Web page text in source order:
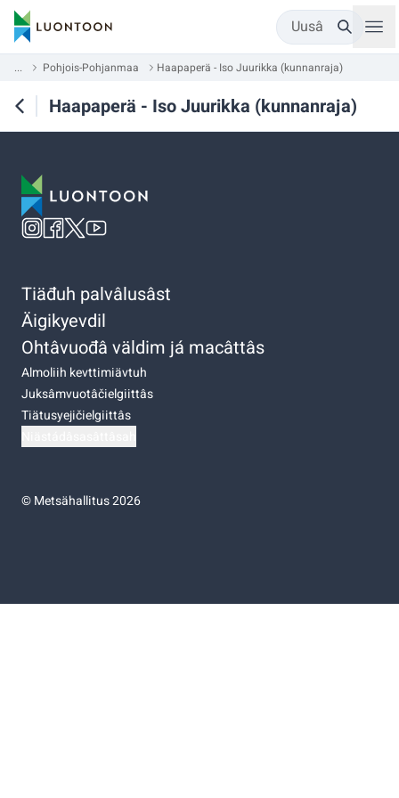
Uusâ
... Pohjois-Pohjanmaa Haapaperä - Iso Juurikka (kunnanraja)
Haapaperä - Iso Juurikka (kunnanraja)
Tiäđuh palvâlusâst
Äigikyevdil
Ohtâvuođâ väldim já macâttâs
Almoliih kevttimiävtuh
Juksâmvuotâčielgiittâs
Tiätusyejičielgiittâs
©Metsähallitus 2026